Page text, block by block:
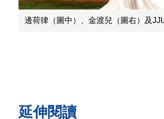
邊荷律（圖中）、金渡兒（圖右）及
延伸閱讀